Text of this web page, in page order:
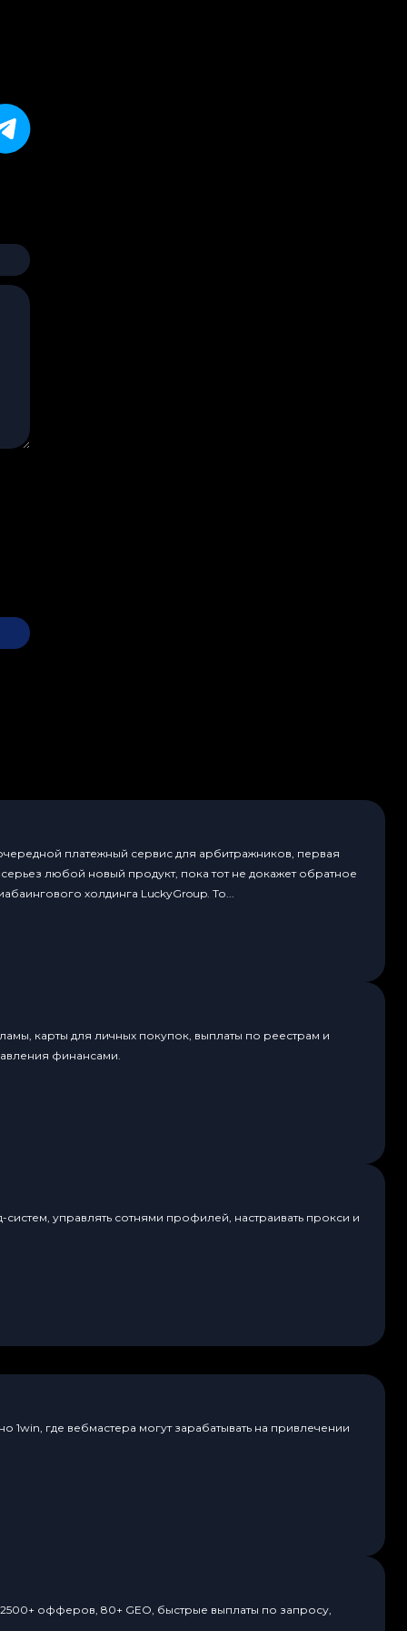
платежный сервис для арбитражников, первая
любой новый продукт, пока тот не докажет обратное
холдинга LuckyGroup. То...
карты для личных покупок, выплаты по реестрам и
финансами.
управлять сотнями профилей, настраивать прокси и
где вебмастера могут зарабатывать на привлечении
офферов, 80+ GEO, быстрые выплаты по запросу,